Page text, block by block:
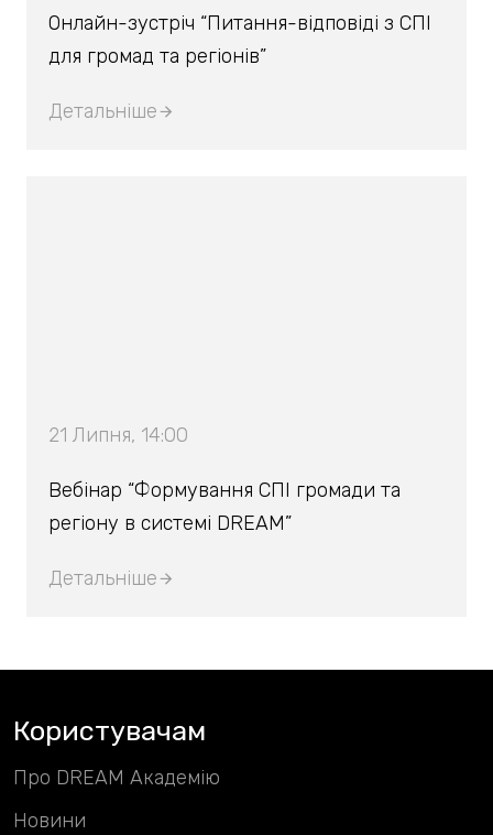
Онлайн-зустріч “Питання-відповіді з СПІ
для громад та регіонів”
Детальніше
21 Липня, 14:00
Вебінар “Формування СПІ громади та
регіону в системі DREAM”
Детальніше
Користувачам
Про DREAM Академію
Новини